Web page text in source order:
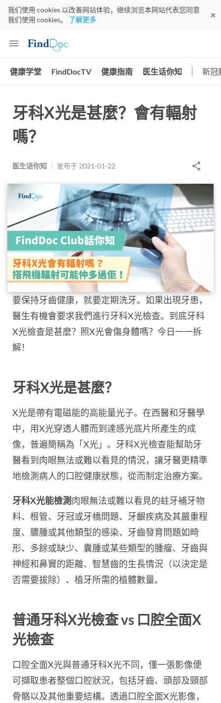
我们使用 cookies 以改善网站体验，继续浏览本网站代表您同意
我们使用 cookies。 了解更多
健康学堂 FindDocTV 健康指南 医生话你知 新冠
牙科X光是甚麼？會有輻射
嗎？
医生话你知 | 发布于 2021-01-22
要保持牙齒健康，就要定期洗牙。如果出現牙患，
醫生有機會要求我們進行牙科X光檢查。到底牙科
X光檢查是甚麼？照X光會傷身體嗎？今日一一拆
解！
牙科X光是甚麼？
X光是帶有電磁能的高能量光子。在西醫和牙醫學
中，用X光穿透人體而到達感光底片所產生的成
像，普遍簡稱為「X光」。牙科X光檢查能幫助牙
醫看到肉眼無法或難以看見的情況，讓牙醫更精準
地檢測病人的口腔健康狀態，從而制定治療方案。
牙科X光能檢測肉眼無法或難以看見的蛀牙補牙物
料、根管、牙冠或牙橋問題、牙齦疾病及其嚴重程
度、膿腫或其他類型的感染、牙齒發育問題如畸
形、多餘或缺少、囊腫或某些類型的腫瘤、牙齒與
神經和鼻竇的距離、智慧齒的生長情況（以決定是
否需要拔除）、植牙所需的植體數量。
普通牙科X光檢查 vs 口腔全面X
光檢查
口腔全面X光與普通牙科X光不同，僅一張影像便
可擷取患者整個口腔狀況，包括牙齒、頭部及頸部
骨骼以及其他重要結構。透過口腔全面X光影像，